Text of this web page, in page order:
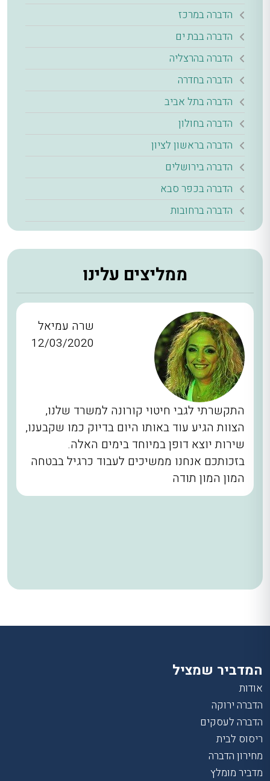
הדברה במרכז
הדברה בבת ים
הדברה בהרצליה
הדברה בחדרה
הדברה בתל אביב
הדברה בחולון
הדברה בראשון לציון
הדברה בירושלים
הדברה בכפר סבא
הדברה ברחובות
ממליצים עלינו
שרה עמיאל
12/03/2020
התקשרתי לגבי חיטוי קורונה למשרד שלנו,
הצוות הגיע עוד באותו היום בדיוק כמו שקבענו,
שירות יוצא דופן במיוחד בימים האלה.
בזכותכם אנחנו ממשיכים לעבוד כרגיל בבטחה
המון המון תודה
המדביר שמציל
אודות
הדברה ירוקה
הדברה לעסקים
ריסוס לבית
מחירון הדברה
מדביר מומלץ